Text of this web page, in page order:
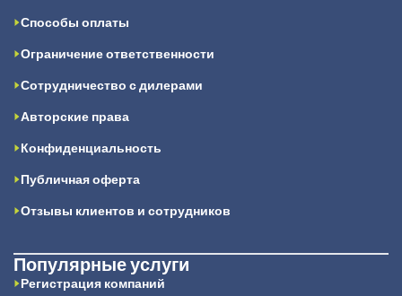
Способы оплаты
Ограничение ответственности
Сотрудничество с дилерами
Авторские права
Конфиденциальность
Публичная оферта
Отзывы клиентов и сотрудников
Популярные услуги
Регистрация компаний